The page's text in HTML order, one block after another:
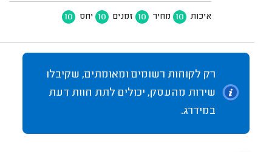
איכות 10 מחיר 10 זמנים 10 יחס 10
רק לקוחות רשומים ומאומתים, שקיבלו
שירות מהעסק, יכולים לתת חוות דעת
במידרג.